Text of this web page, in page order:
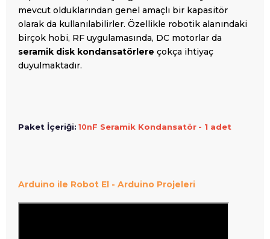
mevcut olduklarından genel amaçlı bir kapasitör
olarak da kullanılabilirler. Özellikle robotik alanındaki
birçok hobi, RF uygulamasında, DC motorlar da
seramik disk kondansatörlere çokça ihtiyaç
duyulmaktadır.
Paket İçeriği: 10nF Seramik Kondansatör - 1 adet
Arduino ile Robot El - Arduino Projeleri